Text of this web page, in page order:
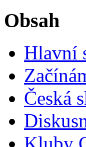
Obsah
Hlavní
Česká